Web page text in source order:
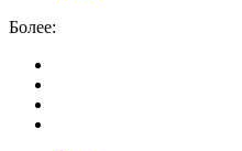
Более: